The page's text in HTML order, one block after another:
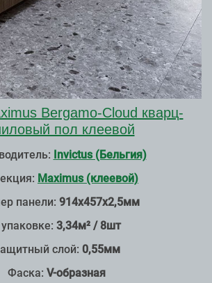
Bergamo-Cloud кварц-
пол клеевой
Invictus (Бельгия)
Maximus (клеевой)
панели: 914х457х2,5мм
3,34м² / 8шт
слой: 0,55мм
Фаска: V-образная